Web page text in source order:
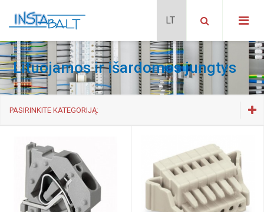
Lituojamos ir išardomos jungtys
PASIRINKITE KATEGORIJĄ:
Instaliaciniai
Lituojamos ir išardomos jungtys
Įrankiai